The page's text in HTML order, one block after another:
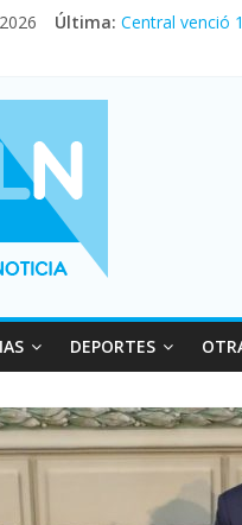
Última: Central venció
Vacaciones
Fuerte caída
DEPORTES